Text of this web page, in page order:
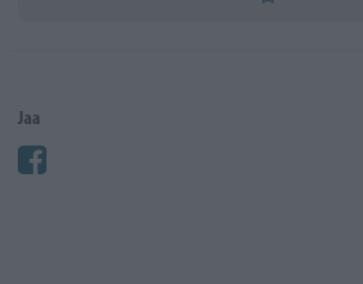
Jaa